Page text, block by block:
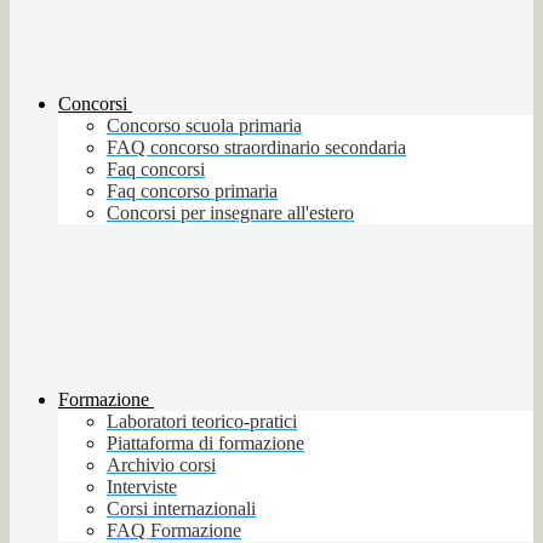
Concorsi
Concorso scuola primaria
FAQ concorso straordinario secondaria
Faq concorsi
Faq concorso primaria
Concorsi per insegnare all'estero
Formazione
Laboratori teorico-pratici
Piattaforma di formazione
Archivio corsi
Interviste
Corsi internazionali
FAQ Formazione